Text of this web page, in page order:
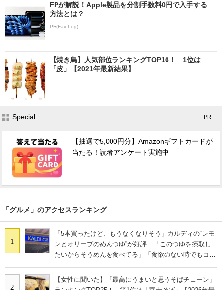
FPが解説！Apple製品を分割手数料0円で入手する
方法とは？
PR(Fav-Log)
【焼き鳥】人気部位ランキングTOP16！ 1位は
「皮」【2021年最新結果】
Special - PR -
【抽選で5,000円分】Amazonギフトカードが
当たる！読者アンケート実施中
「グルメ」のアクセスランキング
1
「5本買ったけど、もうなくなりそう」カルディの“レモ
ンとオリーブのめんつゆ”が好評 「このつゆを摂取し
たいからそうめんを食べてる」「食欲のない時でもコレ
2
【女性に聞いた】「最高にうまいと思うそばチェーン」